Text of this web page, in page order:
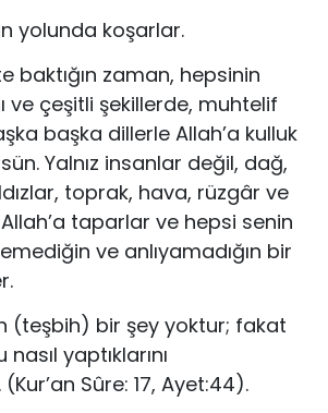
yolunda koşarlar.
baktığın zaman, hepsinin
ve çeşitli şekillerde, muhtelif
başka dillerle Allah’a kulluk
Yalnız insanlar değil, dağ,
toprak, hava, rüzgâr ve
taparlar ve hepsi senin
ve anlıyamadığın bir
(teşbih) bir şey yoktur; fakat
yaptıklarını
(Kur’an Sûre: 17, Ayet:44).